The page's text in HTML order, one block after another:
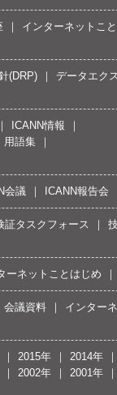
インターネットこ
(DRP)
データエク
ICANN情報
用語集
会議 ICANN報告会
証タスクフォース
ーネットことはじめ
会議資料
インター
2015年 2014年
2002年 2001年